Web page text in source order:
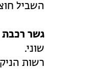
השביל
גשר רכבת
שוני.
רשות